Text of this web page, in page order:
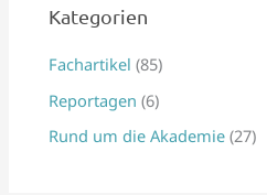
e
n
a
c
Kategorien
Fachartikel (85)
Reportagen (6)
Rund um die Akademie (27)